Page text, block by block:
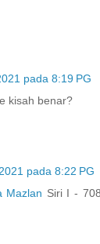
pada 8:19 PG
kisah benar?
pada 8:22 PG
Mazlan Siri I -